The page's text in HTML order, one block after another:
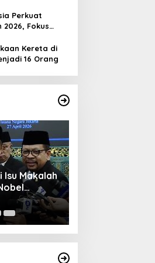
Perkuat
Fokus
Kereta di
16 Orang
Jombang,